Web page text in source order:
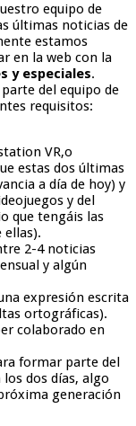
equipo de
últimas noticias de
estamos
en la web con la
y especiales.
del equipo de
requisitos:
VR,o
estas dos últimas
a día de hoy) y
y del
que tengáis las
ellas).
2-4 noticias
y algún
expresión escrita
ortográficas).
colaborado en
formar parte del
dos días, algo
generación